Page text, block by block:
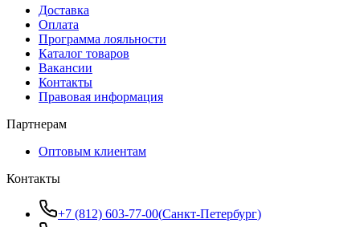
Доставка
Оплата
Программа лояльности
Каталог товаров
Вакансии
Контакты
Правовая информация
Партнерам
Оптовым клиентам
Контакты
+7 (812) 603-77-00(Санкт-Петербург)